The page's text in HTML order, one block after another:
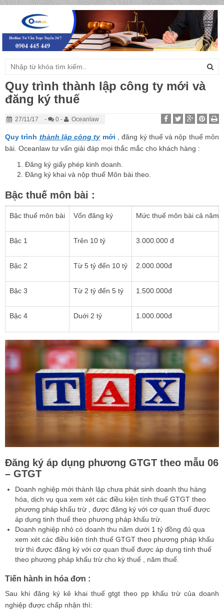
Quy trình thành lập công ty mới và
đăng ký thuế
27/11/17 - 0 - Oceanlaw
Quy trình thành lập công ty mới , đăng ký thuế và nộp thuế môn
bài. Oceanlaw tư vấn giải đáp mọi thắc mắc cho khách hàng :
Đăng ký giấy phép kinh doanh.
Đăng ký khai và nộp thuế Môn bài theo.
Bậc thuế môn bài :
Bậc thuế môn bài Vốn đăng ký Mức thuế môn bài cả năm
Bậc 1 Trên 10 tỷ 3.000.000 đ
Bậc 2 Từ 5 tỷ đến 10 tỷ 2.000.000đ
Bậc 3 Từ 2 tỷ đến 5 tỷ 1.500.000đ
Bậc 4 Duới 2 tỷ 1.000.000đ
Đăng ký áp dụng phương GTGT theo mẫu 06
– GTGT
Doanh nghiệp mới thành lập chưa phát sinh doanh thu hàng
hóa, dịch vụ qua xem xét các điều kiện tính thuế GTGT theo
phương pháp khấu trừ , được đăng ký với cơ quan thuế được
áp dụng tinh thuế theo phương pháp khấu trừ.
Doanh nghiệp nhỏ có doanh thu năm dưới 1 tỷ đồng đủ qua
xem xét các điều kiện tính thuế GTGT theo phương pháp khấu
trừ thì được đăng ký với cơ quan thuế được áp dụng tính thuế
theo phương pháp khấu trừ cho kỳ thuế , năm thuế.
Tiến hành in hóa đơn :
Sau khi đăng ký kê khai thuế gtgt theo pp khấu trừ của doanh
nghiệp được chấp nhận thì: